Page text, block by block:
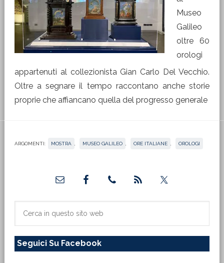
Museo
Galileo
oltre 60
orologi
appartenuti al collezionista Gian Carlo Del Vecchio.
Oltre a segnare il tempo raccontano anche storie
proprie che affiancano quella del progresso generale
ARGOMENTI: MOSTRA MUSEO GALILEO ORE ITALIANE OROLOGI
primaria
sito
Seguici Su Facebook